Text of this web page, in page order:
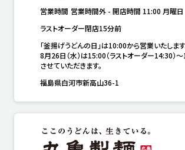
営業時間 営業時間外 - 開店時間 11:00 月曜日
ラストオーダー閉店15分前
「釜揚げうどんの日」は10:00から営業いたします
8月26日（水）は15:00（ラストオーダー14:30）
させていただきます。
福島県白河市新高山36-1